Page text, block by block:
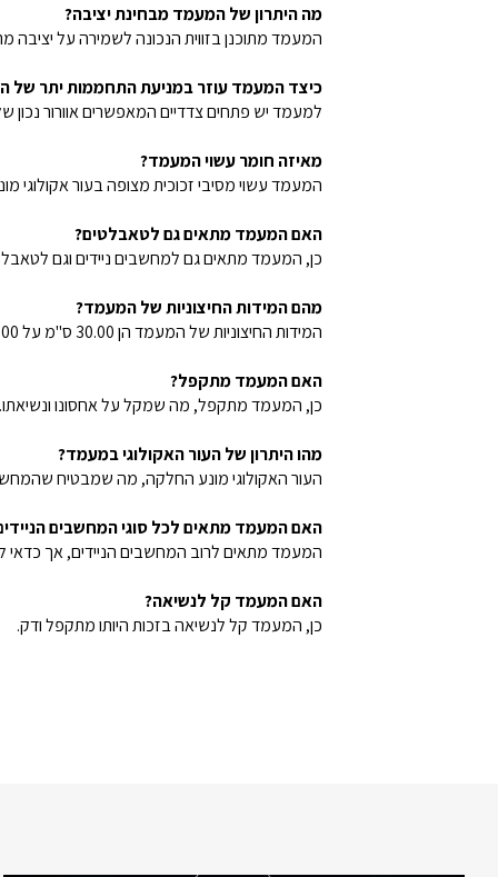
מה היתרון של המעמד מבחינת יציבה?
המעמד מתוכנן בזווית הנכונה לשמירה על
כיצד המעמד עוזר במניעת התחממות יתר של
למעמד יש פתחים צדדיים המאפשרים אוורור
מאיזה חומר עשוי המעמד?
המעמד עשוי מסיבי זכוכית מצופה בעור אקולוגי
האם המעמד מתאים גם לטאבלטים?
כן, המעמד מתאים גם למחשבים ניידים וגם
מהם המידות החיצוניות של המעמד?
המידות החיצוניות של המעמד הן 30.00 ס"מ על 25.00 ס"מ על 0.20 ס"מ.
האם המעמד מתקפל?
כן, המעמד מתקפל, מה שמקל על אחסונו
מהו היתרון של העור האקולוגי במעמד?
העור האקולוגי מונע החלקה, מה שמבטיח
האם המעמד מתאים לכל סוגי המחשבים
המעמד מתאים לרוב המחשבים הניידים, אך כדאי
האם המעמד קל לנשיאה?
כן, המעמד קל לנשיאה בזכות היותו מתקפל ודק.